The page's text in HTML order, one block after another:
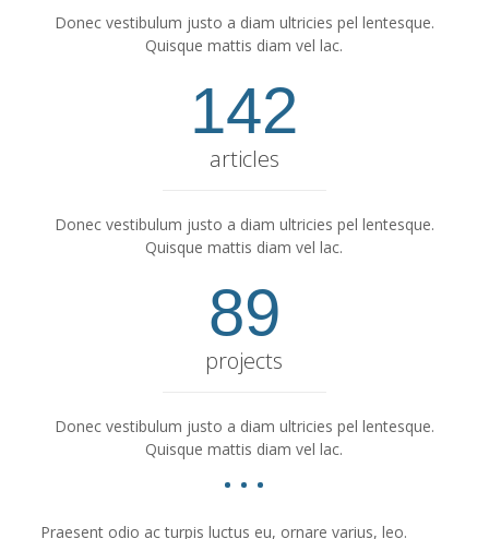
Donec vestibulum justo a diam ultricies pel lentesque.
Quisque mattis diam vel lac.
142
articles
Donec vestibulum justo a diam ultricies pel lentesque.
Quisque mattis diam vel lac.
89
projects
Donec vestibulum justo a diam ultricies pel lentesque.
Quisque mattis diam vel lac.
Praesent odio ac turpis luctus eu, ornare varius, leo.